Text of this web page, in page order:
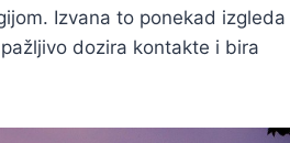
Izvana to ponekad izgleda
dozira kontakte i bira